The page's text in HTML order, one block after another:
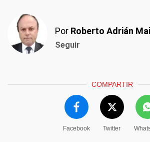
Por Roberto Adrián
Seguir
COMPARTIR
Facebook Twitter